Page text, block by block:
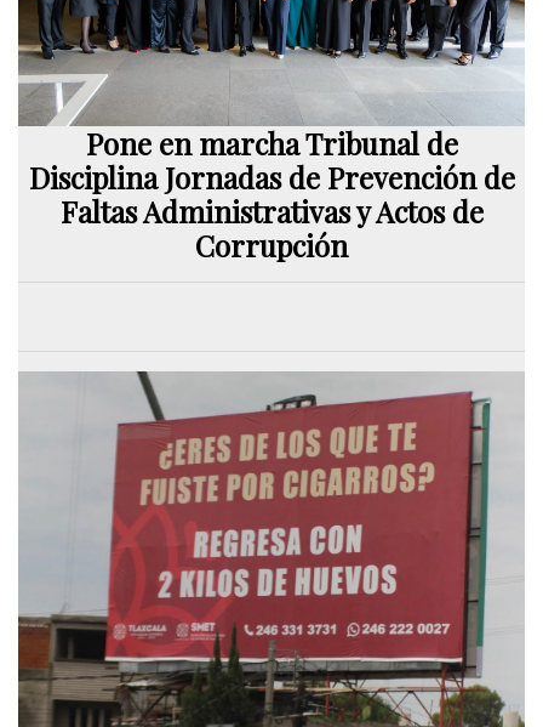
Pone en marcha Tribunal de
Disciplina Jornadas de Prevención de
Faltas Administrativas y Actos de
Corrupción